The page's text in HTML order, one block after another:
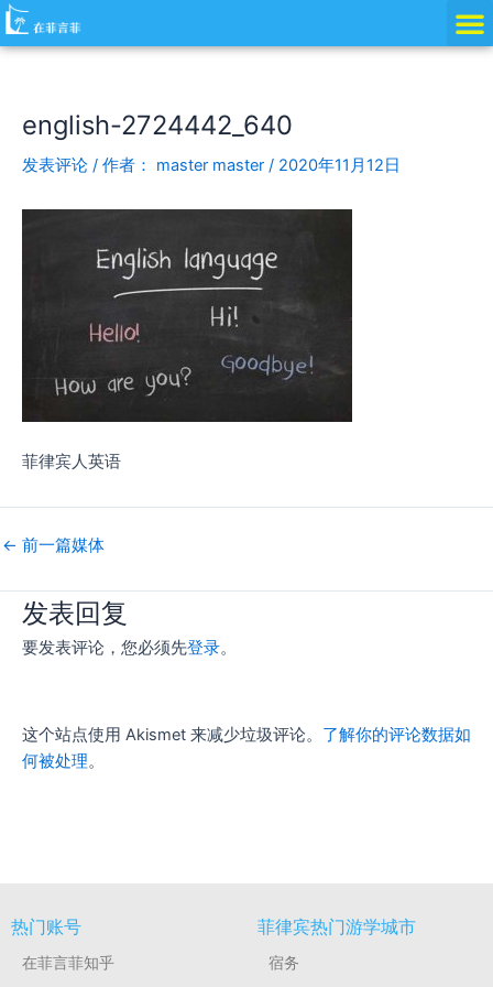
跳
至
english-2724442_640
发表评论 / 作者： master master / 2020年11月12日
菲律宾人英语
Post
navigation
← 前一篇媒体
发表回复
要发表评论，您必须先登录。
这个站点使用 Akismet 来减少垃圾评论。 了解你的评论数据如
何被处理。
热门账号
在菲言菲知乎
菲律宾热门游学城市
宿务